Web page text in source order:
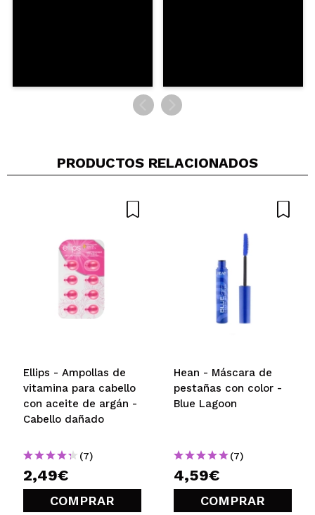
PRODUCTOS RELACIONADOS
Ellips - Ampollas de
vitamina para cabello
con aceite de argán -
Cabello dañado
(7)
2,49€
COMPRAR
Hean - Máscara de
pestañas con color -
Blue Lagoon
(7)
4,59€
COMPRAR